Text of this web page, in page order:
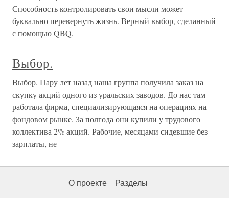
Способность контролировать свои мысли может
буквально перевернуть жизнь. Верный выбор, сделанный
с помощью QBQ,
Выбор.
Выбор. Пару лет назад наша группа получила заказ на
скупку акций одного из уральских заводов. До нас там
работала фирма, специализирующаяся на операциях на
фондовом рынке. За полгода они купили у трудового
коллектива 2% акций. Рабочие, месяцами сидевшие без
зарплаты, не
О проекте Разделы